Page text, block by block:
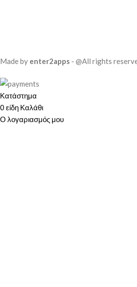
Made by enter2apps - @All rights
Κατάστημα
0 είδη Καλάθι
Ο λογαριασμός μου